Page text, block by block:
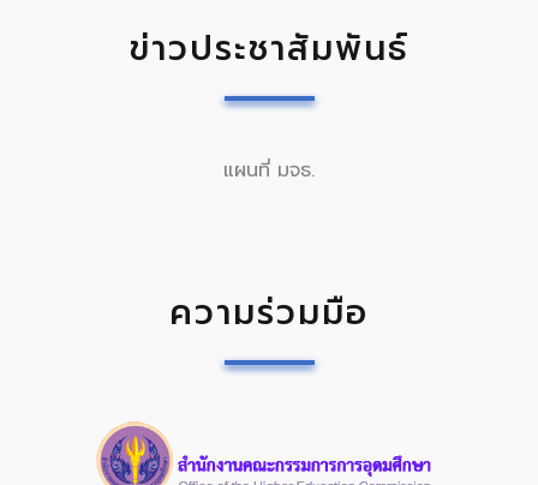
ข่าวประชาสัมพันธ์
แผนที่ มจธ.
ความร่วมมือ